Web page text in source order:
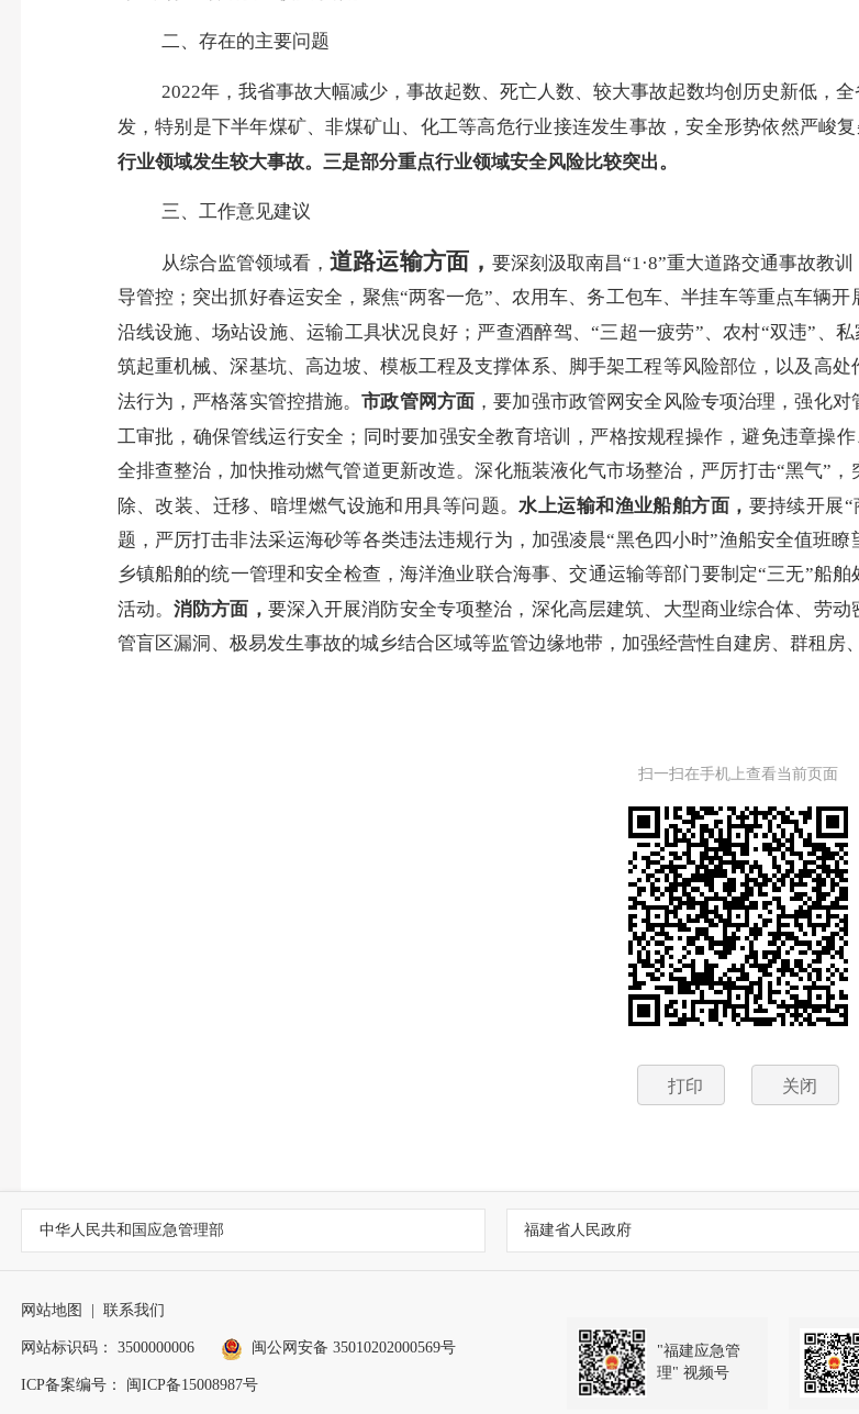
二、存在的主要问题
2022年，我省事故大幅减少，事故起数、死亡人数、较大事故起数均创历史新低，
发，特别是下半年煤矿、非煤矿山、化工等高危行业接连发生事故，安全形势依然严峻
行业领域发生较大事故。三是部分重点行业领域安全风险比较突出。
三、工作意见建议
从综合监管领域看，道路运输方面， 要深刻汲取南昌“1·8”重大道路交通事故教
导管控；突出抓好春运安全，聚焦“两客一危”、农用车、务工包车、半挂车等重点车辆
沿线设施、场站设施、运输工具状况良好；严查酒醉驾、“三超一疲劳”、农村“双违”、私
筑起重机械、深基坑、高边坡、模板工程及支撑体系、脚手架工程等风险部位，以及高
法行为，严格落实管控措施。市政管网方面 ，要加强市政管网安全风险专项治理，强化
工审批，确保管线运行安全；同时要加强安全教育培训，严格按规程操作，避免违章操
全排查整治，加快推动燃气管道更新改造。深化瓶装液化气市场整治，严厉打击“黑气”
除、改装、迁移、暗埋燃气设施和用具等问题。水上运输和渔业船舶方面， 要持续开展
题，严厉打击非法采运海砂等各类违法违规行为，加强凌晨“黑色四小时”渔船安全值班
乡镇船舶的统一管理和安全检查，海洋渔业联合海事、交通运输等部门要制定“三无”船
活动。 消防方面， 要深入开展消防安全专项整治，深化高层建筑、大型商业综合体、劳
管盲区漏洞、极易发生事故的城乡结合区域等监管边缘地带，加强经营性自建房、群租房
扫一扫在手机上查看当前页面
打印 关闭
中华人民共和国应急管理部 福建省人民政府
网站地图 联系我们
网站标识码： 3500000006 闽公网安备 35010202000569号
ICP备案编号： 闽ICP备15008987号
"福建应急管
理" 视频号